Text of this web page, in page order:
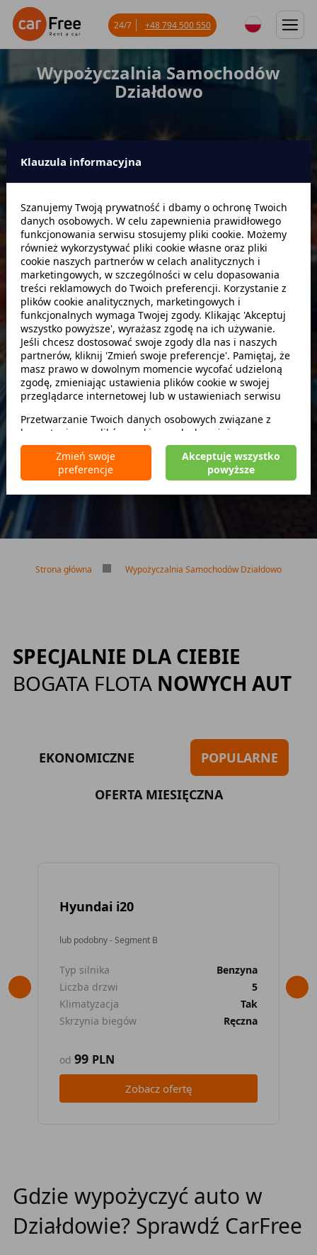
Wypożyczalnia Samochodów
Działdowo
Data odbioru Godzina
Data zwrotu Godzina
Szukaj
zwróć w innym miejscu
Brak limitu kilometrów
Bezpłatne odwołanie rezerwacji
24/7 +48 794 500 550
Strona główna Wypożyczalnia Samochodów Działdowo
SPECJALNIE DLA CIEBIE
BOGATA FLOTA NOWYCH AUT
EKONOMICZNE POPULARNE
OFERTA MIESIĘCZNA
Hyundai i20
lub podobny - Segment B
Typ silnika
Benzyna
Liczba drzwi
5
Klimatyzacja
Tak
Skrzynia biegów
Ręczna
od 99 PLN
Zobacz ofertę
Gdzie wypożyczyć auto w
Działdowie? Sprawdź CarFree
Klauzula informacyjna
Szanujemy Twoją prywatność i dbamy o ochronę Twoich
danych osobowych. W celu zapewnienia prawidłowego
funkcjonowania serwisu stosujemy pliki cookie. Możemy
również wykorzystywać pliki cookie własne oraz pliki
cookie naszych partnerów w celach analitycznych i
marketingowych, w szczególności w celu dopasowania
treści reklamowych do Twoich preferencji. Korzystanie z
plików cookie analitycznych, marketingowych i
funkcjonalnych wymaga Twojej zgody. Klikając 'Akceptuj
wszystko powyższe', wyrażasz zgodę na ich używanie.
Jeśli chcesz dostosować swoje zgody dla nas i naszych
partnerów, kliknij 'Zmień swoje preferencje'. Pamiętaj, że
masz prawo w dowolnym momencie wycofać udzieloną
zgodę, zmieniając ustawienia plików cookie w swojej
przeglądarce internetowej lub w ustawieniach serwisu
Przetwarzanie Twoich danych osobowych związane z
korzystaniem z plików cookie w celach wyżej
wymienionych jest prowadzone przez CarFree sp. z o.o. z
siedzibą w Warszawie (02-677), ul. Cybernetyki 5,
będącego administratorem danych. W niektórych
nasi partnerzy. Szczegółowe informacje na temat
korzystania przez nas i naszych partnerów z plików cookie
oraz przetwarzania Twoich danych osobowych, w tym
dotyczące Twoich uprawnień, zawarte są w naszej
Zmień swoje
preferencje
Akceptuję wszystko
powyższe